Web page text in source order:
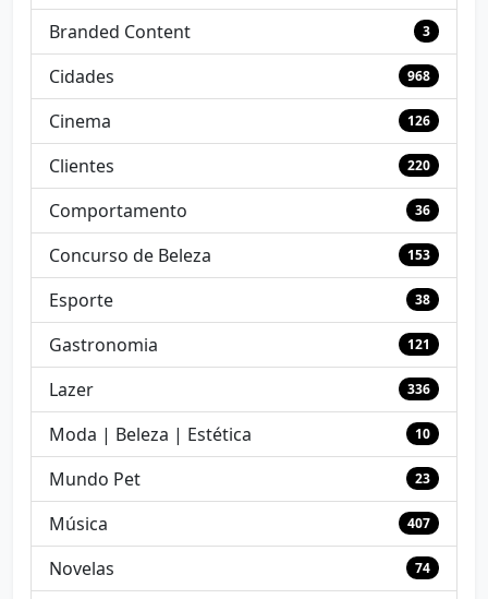
Branded Content 3
Cidades 968
Cinema 126
Clientes 220
Comportamento 36
Concurso de Beleza 153
Esporte 38
Gastronomia 121
Lazer 336
Moda | Beleza | Estética 10
Mundo Pet 23
Música 407
Novelas 74